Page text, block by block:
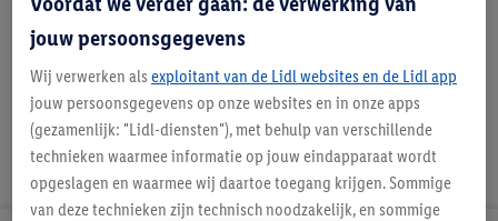
jouw persoonsgegevens
Wij verwerken als exploitant van de Lidl websites en de Lidl app
jouw persoonsgegevens op onze websites en in onze apps
(gezamenlijk: "Lidl-diensten"), met behulp van verschillende
technieken waarmee informatie op jouw eindapparaat wordt
opgeslagen en waarmee wij daartoe toegang krijgen. Sommige
van deze technieken zijn technisch noodzakelijk, en sommige